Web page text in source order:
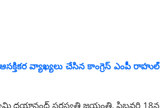
వ్యాఖ్యలు చేసిన కాంగ్రెస్ ఎంపీ రాహుల్
దయానంద్ సరస్వతి జయంతి, ఫిబ్రవరి 18న